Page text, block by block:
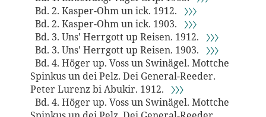
Bd. 2. Kasper-Ohm un ick. 1912. 〉〉〉
Bd. 2. Kasper-Ohm un ick. 1903. 〉〉〉
Bd. 3. Uns' Herrgott up Reisen. 1912. 〉〉〉
Bd. 3. Uns' Herrgott up Reisen. 1903. 〉〉〉
Bd. 4. Höger up. Voss un Swinägel. Mottche
Spinkus un dei Pelz. Dei General-Reeder.
Peter Lurenz bi Abukir. 1912. 〉〉〉
Bd. 4. Höger up. Voss un Swinägel. Mottche